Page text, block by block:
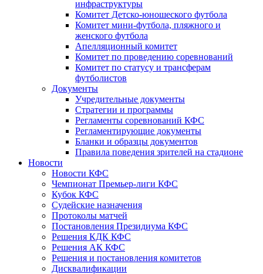
инфраструктуры
Комитет Детско-юношеского футбола
Комитет мини-футбола, пляжного и
женского футбола
Апелляционный комитет
Комитет по проведению соревнований
Комитет по статусу и трансферам
футболистов
Документы
Учредительные документы
Стратегии и программы
Регламенты соревнований КФС
Регламентирующие документы
Бланки и образцы документов
Правила поведения зрителей на стадионе
Новости
Новости КФС
Чемпионат Премьер-лиги КФС
Кубок КФС
Судейские назначения
Протоколы матчей
Постановления Президиума КФС
Решения КДК КФС
Решения АК КФС
Решения и постановления комитетов
Дисквалификации